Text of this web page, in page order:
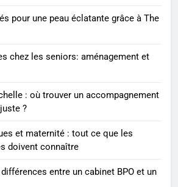
reviennent chaque année
entreprise solide
ENTREPRISE
pour une peau éclatante grâce à The
chez les seniors: aménagement et
: où trouver un accompagnement
?
et maternité : tout ce que les
doivent connaître
entre un cabinet BPO et un